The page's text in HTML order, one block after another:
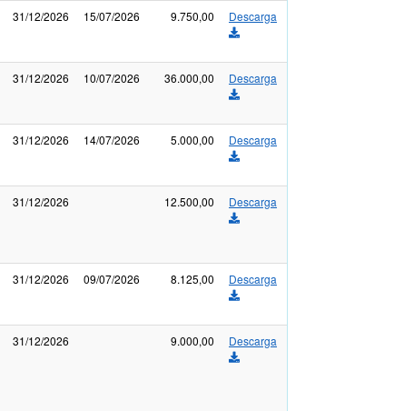
31/12/2026 15/07/2026 9.750,00 Descarga
31/12/2026 10/07/2026 36.000,00 Descarga
31/12/2026 14/07/2026 5.000,00 Descarga
31/12/2026 12.500,00 Descarga
31/12/2026 09/07/2026 8.125,00 Descarga
31/12/2026 9.000,00 Descarga